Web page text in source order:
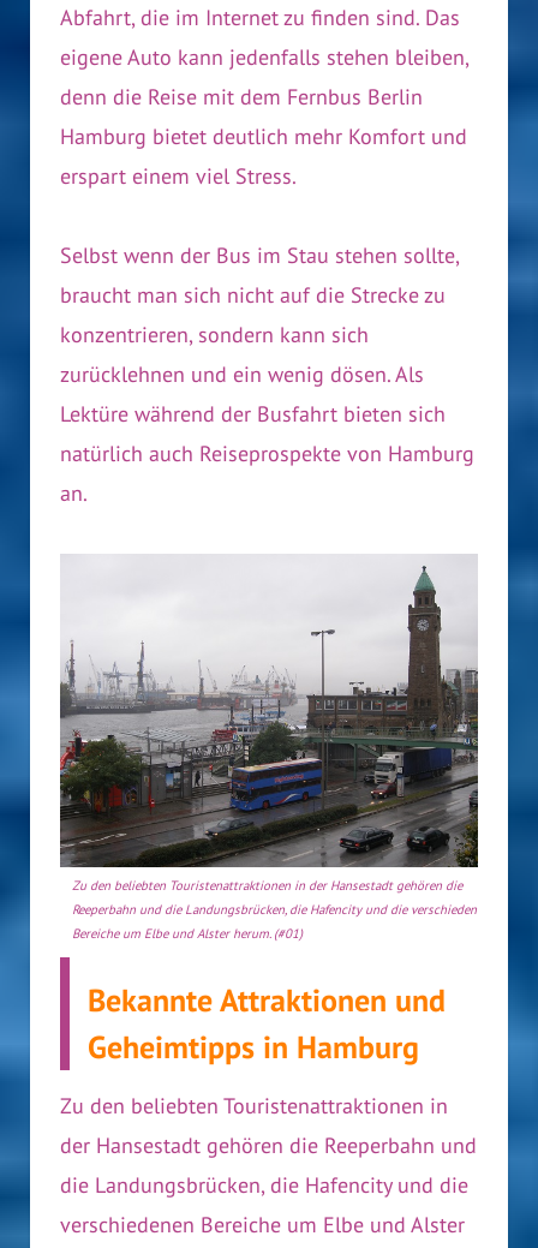
Abfahrt, die im Internet zu finden sind. Das
eigene Auto kann jedenfalls stehen bleiben,
denn die Reise mit dem Fernbus Berlin
Hamburg bietet deutlich mehr Komfort und
erspart einem viel Stress.
Selbst wenn der Bus im Stau stehen sollte,
braucht man sich nicht auf die Strecke zu
konzentrieren, sondern kann sich
zurücklehnen und ein wenig dösen. Als
Lektüre während der Busfahrt bieten sich
natürlich auch Reiseprospekte von Hamburg
an.
Zu den beliebten Touristenattraktionen in der Hansestadt gehören die
Reeperbahn und die Landungsbrücken, die Hafencity und die verschiedenen
Bereiche um Elbe und Alster herum. (#01)
Bekannte Attraktionen und
Geheimtipps in Hamburg
Zu den beliebten Touristenattraktionen in
der Hansestadt gehören die Reeperbahn und
die Landungsbrücken, die Hafencity und die
verschiedenen Bereiche um Elbe und Alster